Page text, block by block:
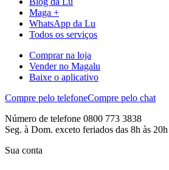
Maga +
WhatsApp da Lu
Todos os serviços
Comprar na loja
Vender no Magalu
Baixe o aplicativo
Compre pelo telefoneCompre pelo chat
Número de telefone 0800 773 3838
Seg. à Dom. exceto feriados das 8h às 20h
Sua conta